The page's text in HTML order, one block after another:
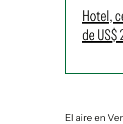
Hotel,
de
El aire en